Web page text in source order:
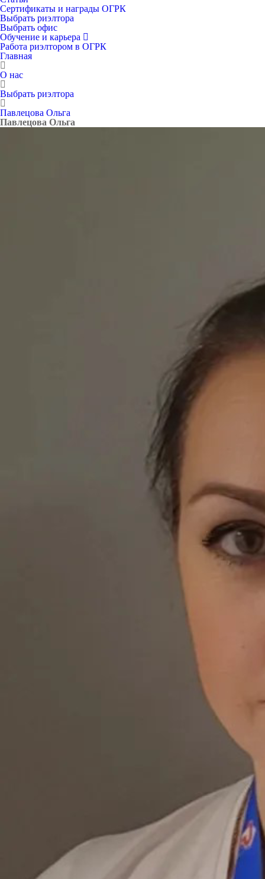
Сертификаты и награды ОГРК
Выбрать риэлтора
Выбрать офис
Обучение и карьера
Работа риэлтором в ОГРК
Главная
О нас
Выбрать риэлтора
Павлецова Ольга
Павлецова Ольга